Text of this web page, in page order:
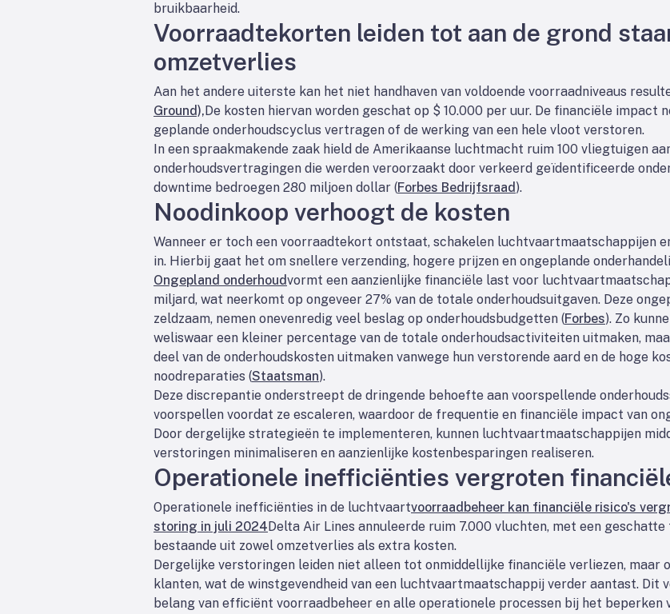
bruikbaarheid.
Voorraadtekorten leiden tot aan de grond
omzetverlies
Aan het andere uiterste kan het niet handhaven van voldoende voorraadniveaus
Ground),De kosten hiervan worden geschat op $ 10.000 per uur. De financiële impact
geplande onderhoudscyclus vertragen of de werking van een hele vloot verstoren.
In een spraakmakende zaak hield de Amerikaanse luchtmacht ruim 100 vliegtuigen
onderhoudsvertragingen die werden veroorzaakt door verkeerd geïdentificeerde
downtime bedroegen 280 miljoen dollar (Forbes Bedrijfsraad).
Noodinkoop verhoogt de kosten
Wanneer er toch een voorraadtekort ontstaat, schakelen luchtvaartmaatschappijen
in. Hierbij gaat het om snellere verzending, hogere prijzen en ongeplande
Ongepland onderhoudvormt een aanzienlijke financiële last voor
miljard, wat neerkomt op ongeveer 27% van de totale onderhoudsuitgaven. Deze
zeldzaam, nemen onevenredig veel beslag op onderhoudsbudgetten (Forbes). Zo
weliswaar een kleiner percentage van de totale onderhoudsactiviteiten uitmaken,
deel van de onderhoudskosten uitmaken vanwege hun verstorende aard en de hoge
noodreparaties (Staatsman).
Deze discrepantie onderstreept de dringende behoefte aan voorspellende
voorspellen voordat ze escaleren, waardoor de frequentie en financiële impact van
Door dergelijke strategieën te implementeren, kunnen luchtvaartmaatschappijen
verstoringen minimaliseren en aanzienlijke kostenbesparingen realiseren.
Operationele inefficiënties vergroten
Operationele inefficiënties in de luchtvaartvoorraadbeheer kan financiële risico's
storing in juli 2024Delta Air Lines annuleerde ruim 7.000 vluchten, met een
bestaande uit zowel omzetverlies als extra kosten.
Dergelijke verstoringen leiden niet alleen tot onmiddellijke financiële verliezen, maar
klanten, wat de winstgevendheid van een luchtvaartmaatschappij verder aantast.
belang van efficiënt voorraadbeheer en alle operationele processen bij het beperken